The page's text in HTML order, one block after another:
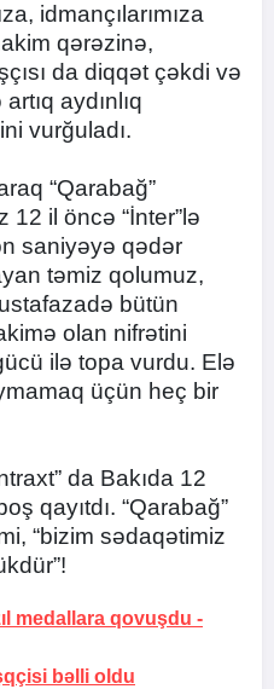
idmançılarımıza
qərəzinə,
da diqqət çəkdi və
aydınlıq
vurğuladı.
“Qarabağ”
12 il öncə “İnter”lə
saniyəyə qədər
təmiz qolumuz,
bütün
olan nifrətini
ilə topa vurdu. Elə
üçün heç bir
da Bakıda 12
qayıtdı. “Qarabağ”
“bizim sədaqətimiz
medallara qovuşdu -
bəlli oldu